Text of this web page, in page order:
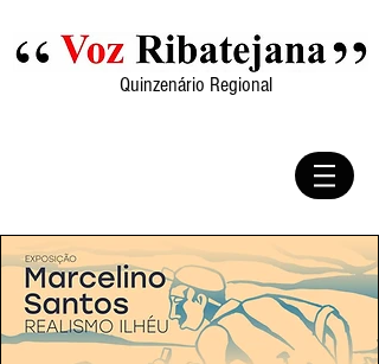
Quinzenário Regional